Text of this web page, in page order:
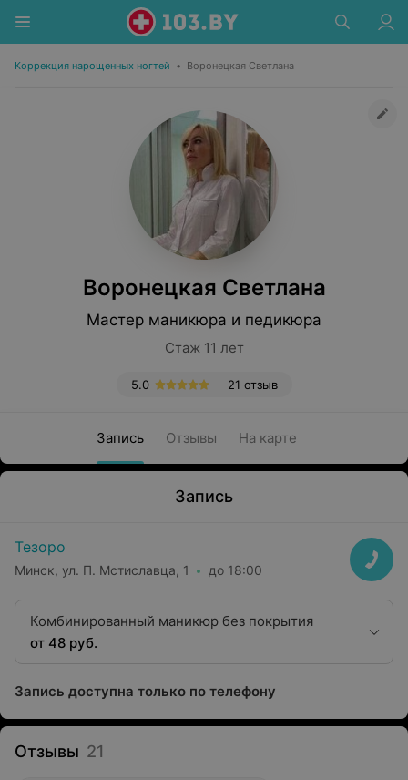
Коррекция нарощенных ногтей • Воронецкая Светлана
Воронецкая Светлана
Мастер маникюра и педикюра
Стаж 11 лет
21 отзыв
5.0
Запись Отзывы На карте
Запись
Тезоро
Минск, ул. П. Мстиславца, 1 до 18:00
Комбинированный маникюр без покрытия
от 48 руб.
Запись доступна только по телефону
Отзывы 21